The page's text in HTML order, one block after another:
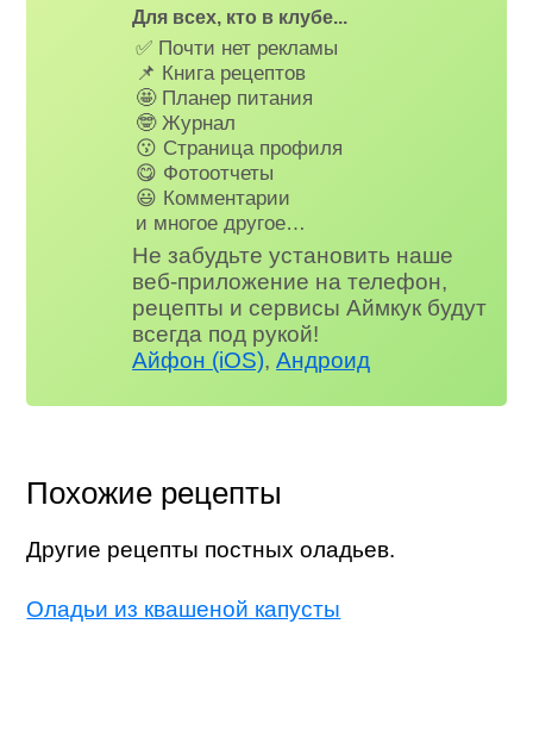
Для всех, кто в клубе...
✅ Почти нет рекламы
📌 Книга рецептов
🤩 Планер питания
🤓 Журнал
😗 Страница профиля
😋 Фотоотчеты
😃 Комментарии
и многое другое…
Не забудьте установить наше
веб-приложение на телефон,
рецепты и сервисы Аймкук будут
всегда под рукой!
Айфон (iOS),Андроид
Похожие рецепты
Другие рецепты постных оладьев.
Оладьи из квашеной капусты